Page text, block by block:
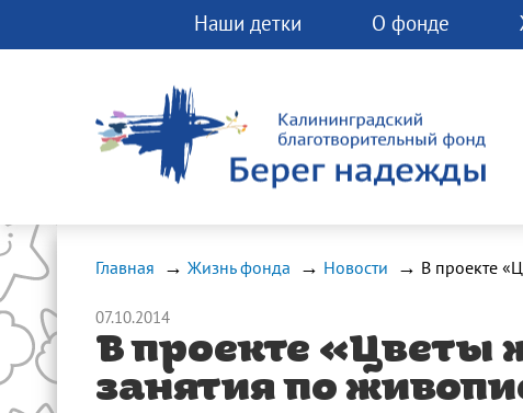
Наши детки О фонде
фонду прямо
Любая помощь
спасти чью-ту
Главная Жизнь фонда Новости
07.10.2014
В проекте «Цветы
занятия по